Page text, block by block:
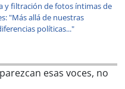
y filtración de fotos íntimas de
"Más allá de nuestras
políticas..."
esas voces, no